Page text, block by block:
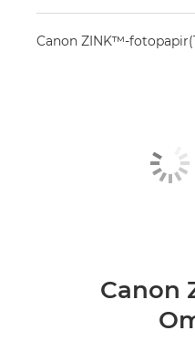
Canon ZINK™-
Canon